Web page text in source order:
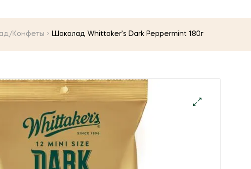
Конфеты Шоколад Whittaker’s Dark Peppermint 180г